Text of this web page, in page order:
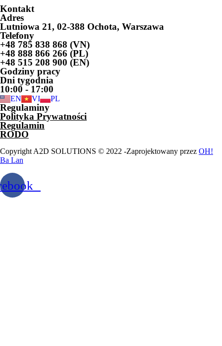
Kontakt
Adres
Lutniowa 21, 02-388 Ochota, Warszawa
Telefony
+48 785 838 868 (VN)
+48 888 866 266 (PL)
+48 515 208 900 (EN)
Godziny pracy
Dni tygodnia
10:00 - 17:00
EN VI PL
Regulaminy
Polityka Prywatności
Regulamin
RODO
Copyright A2D SOLUTIONS © 2022 -Zaprojektowany przez OH!
Ba Lan